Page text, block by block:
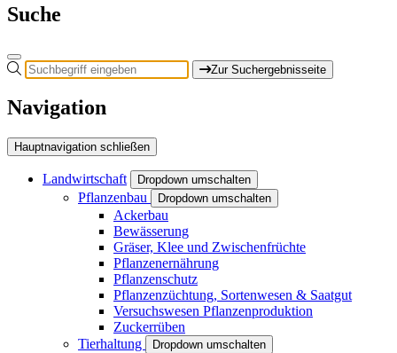
Suche
Zur Suchergebnisseite
Navigation
Hauptnavigation schließen
Landwirtschaft Dropdown umschalten
Pflanzenbau Dropdown umschalten
Ackerbau
Bewässerung
Gräser, Klee und Zwischenfrüchte
Pflanzenernährung
Pflanzenschutz
Pflanzenzüchtung, Sortenwesen & Saatgut
Versuchswesen Pflanzenproduktion
Zuckerrüben
Tierhaltung
Dropdown umschalten